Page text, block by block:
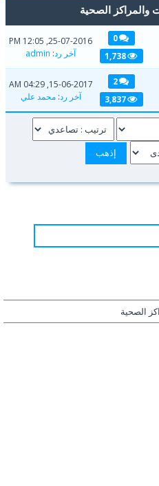
0
1,738
25-07-2016, 12:05 PM
آخر رد:
admin
2
3,837
15-06-2017, 04:29 AM
آخر رد:محمد علي